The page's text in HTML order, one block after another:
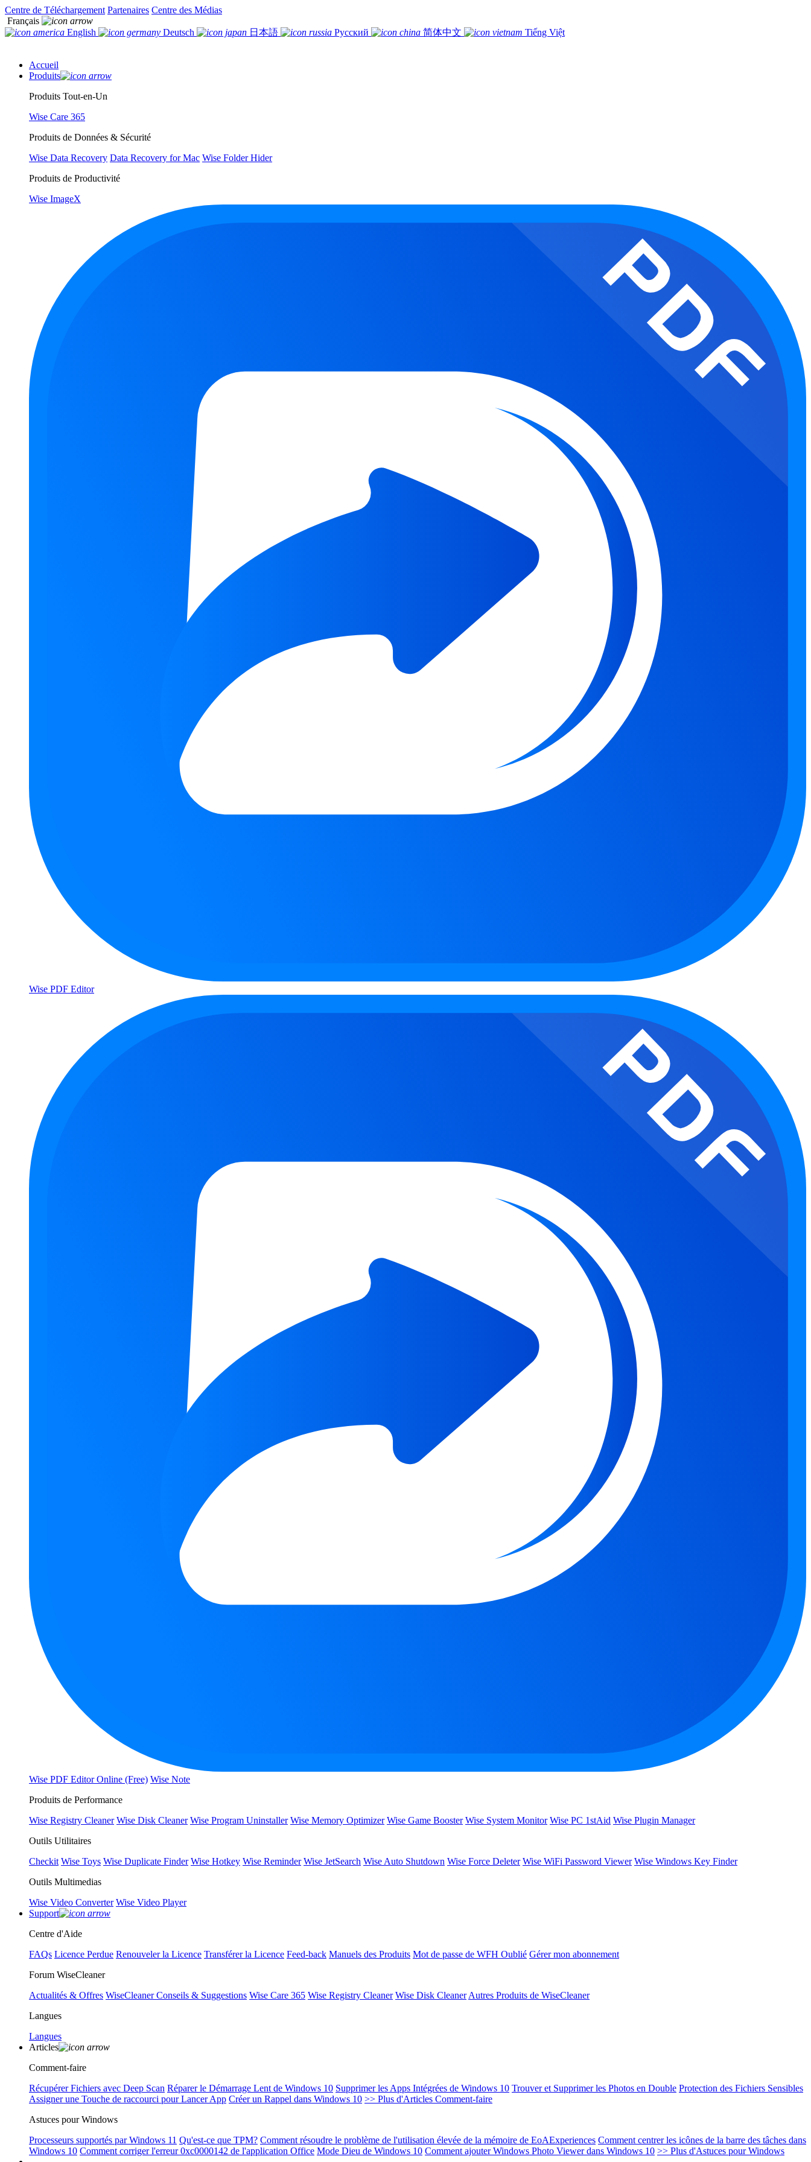
Centre de Téléchargement Partenaires Centre des Médias
Français
English
Deutsch 日本語 Русский 简体中文 Tiếng Việt
Accueil
Produits
Produits Tout-en-Un
Wise Care 365
Produits de Données & Sécurité
Wise Data Recovery Data Recovery for Mac Wise Folder Hider
Produits de Productivité
Wise ImageX
Wise PDF Editor
Wise PDF Editor Online (Free) Wise Note
Produits de Performance
Wise Registry Cleaner Wise Disk Cleaner Wise Program Uninstaller Wise Memory Optimizer Wise Game Booster Wise System Monitor Wise PC 1stAid Wise Plugin Manager
Outils Utilitaires
Checkit Wise Toys Wise Duplicate Finder Wise Hotkey Wise Reminder Wise JetSearch Wise Auto Shutdown Wise Force Deleter Wise WiFi Password Viewer Wise Windows Key Finder
Outils Multimedias
Wise Video Converter Wise Video Player
Support
Centre d'Aide
FAQs Licence Perdue Renouveler la Licence Transférer la Licence Feed-back Manuels des Produits Mot de passe de WFH Oublié Gérer mon abonnement
Forum WiseCleaner
Actualités & Offres WiseCleaner Conseils & Suggestions Wise Care 365 Wise Registry Cleaner Wise Disk Cleaner Autres Produits de WiseCleaner
Langues
Langues
Articles
Comment-faire
Récupérer Fichiers avec Deep Scan Réparer le Démarrage Lent de Windows 10 Supprimer les Apps Intégrées de Windows 10 Trouver et Supprimer les Photos en Double Protection des Fichiers Sensibles
Assigner une Touche de raccourci pour Lancer App Créer un Rappel dans Windows 10 >> Plus d'Articles Comment-faire
Astuces pour Windows
Processeurs supportés par Windows 11 Qu'est-ce que TPM? Comment résoudre le problème de l'utilisation élevée de la mémoire de EoAExperiences Comment centrer les icônes de la barre des tâches dans
Windows 10 Comment corriger l'erreur 0xc0000142 de l'application Office Mode Dieu de Windows 10 Comment ajouter Windows Photo Viewer dans Windows 10 >> Plus d'Astuces pour Windows